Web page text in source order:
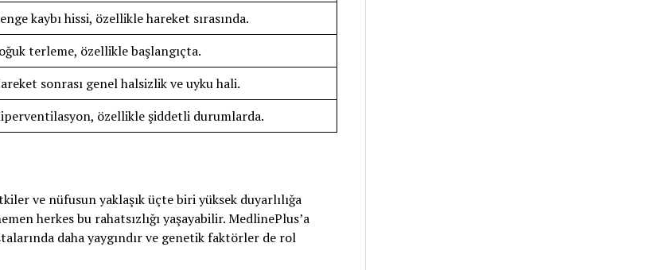
kaybı hissi, özellikle hareket sırasında.
terleme, özellikle başlangıçta.
sonrası genel halsizlik ve uyku hali.
özellikle şiddetli durumlarda.
ve nüfusun yaklaşık üçte biri yüksek duyarlılığa
herkes bu rahatsızlığı yaşayabilir. MedlinePlus’a
daha yaygındır ve genetik faktörler de rol